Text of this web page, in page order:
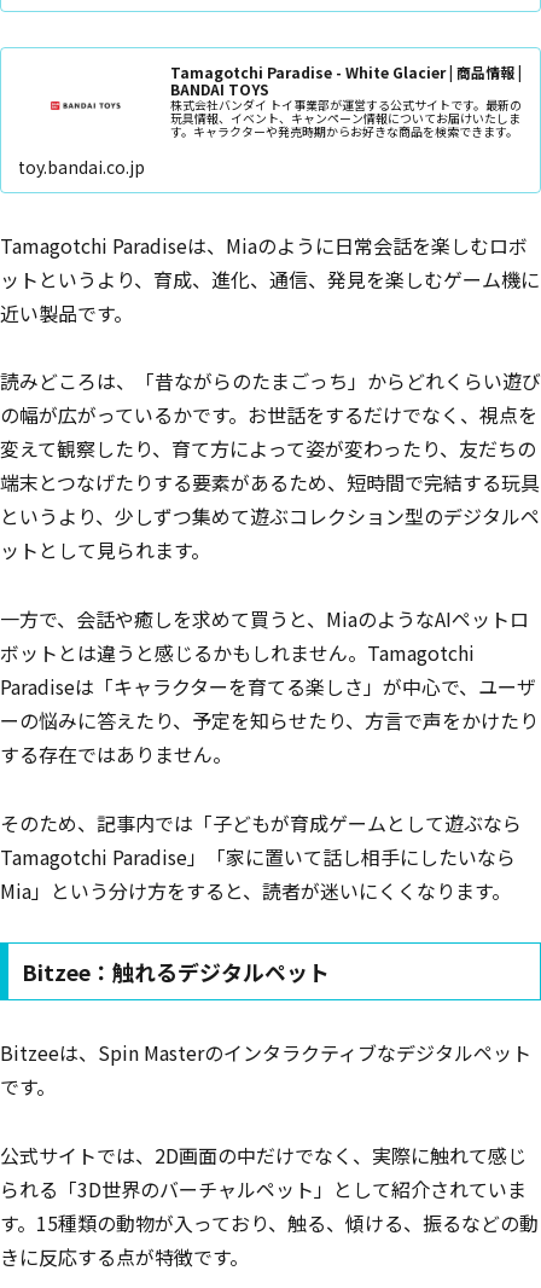
Tamagotchi Paradise - White Glacier | 商品情報 |
BANDAI TOYS
株式会社バンダイ トイ事業部が運営する公式サイトです。最新の
玩具情報、イベント、キャンペーン情報についてお届けいたしま
す。キャラクターや発売時期からお好きな商品を検索できます。
toy.bandai.co.jp
Tamagotchi Paradiseは、Miaのように日常会話を楽しむロボ
ットというより、育成、進化、通信、発見を楽しむゲーム機に
近い製品です。
読みどころは、「昔ながらのたまごっち」からどれくらい遊び
の幅が広がっているかです。お世話をするだけでなく、視点を
変えて観察したり、育て方によって姿が変わったり、友だちの
端末とつなげたりする要素があるため、短時間で完結する玩具
というより、少しずつ集めて遊ぶコレクション型のデジタルペ
ットとして見られます。
一方で、会話や癒しを求めて買うと、MiaのようなAIペットロ
ボットとは違うと感じるかもしれません。Tamagotchi
Paradiseは「キャラクターを育てる楽しさ」が中心で、ユーザ
ーの悩みに答えたり、予定を知らせたり、方言で声をかけたり
する存在ではありません。
そのため、記事内では「子どもが育成ゲームとして遊ぶなら
Tamagotchi Paradise」「家に置いて話し相手にしたいなら
Mia」という分け方をすると、読者が迷いにくくなります。
Bitzee：触れるデジタルペット
Bitzeeは、Spin Masterのインタラクティブなデジタルペット
です。
公式サイトでは、2D画面の中だけでなく、実際に触れて感じ
られる「3D世界のバーチャルペット」として紹介されていま
す。15種類の動物が入っており、触る、傾ける、振るなどの動
きに反応する点が特徴です。